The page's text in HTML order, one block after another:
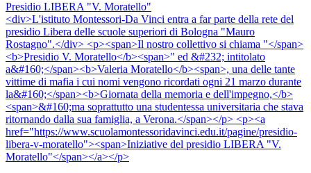
Presidio LIBERA "V. Moratello"
<div>L'istituto Montessori-Da Vinci entra a far parte della rete del
presidio Libera delle scuole superiori di Bologna "Mauro
Rostagno".</div> <p><span>Il nostro collettivo si chiama "</span>
<b>Presidio V. Moratello</b><span>" ed &#232; intitolato
a&#160;</span><b>Valeria Moratello</b><span>, una delle tante
vittime di mafia i cui nomi vengono ricordati ogni 21 marzo durante
la&#160;</span><b>Giornata della memoria e dell'impegno,</b>
<span>&#160;ma soprattutto una studentessa universitaria che stava
ritornando dalla sua famiglia, a Verona.</span></p> <p><a
href="https://www.scuolamontessoridavinci.edu.it/pagine/presidio-
libera-v-moratello"><span>Iniziative del presidio LIBERA "V.
Moratello"</span></a></p>